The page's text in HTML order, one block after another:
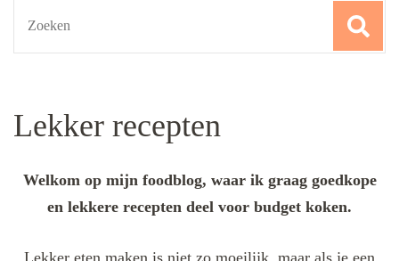
Lekker recepten
Welkom op mijn foodblog, waar ik graag goedkope
en lekkere recepten deel voor budget koken.